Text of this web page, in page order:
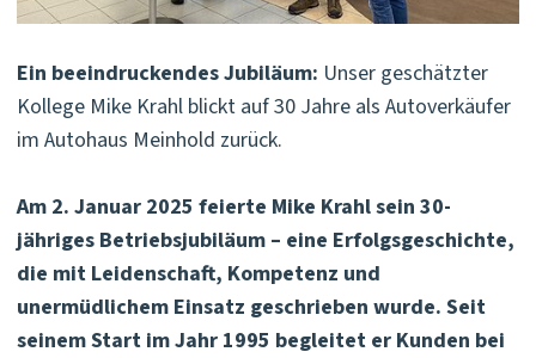
Ein beeindruckendes Jubiläum: Unser geschätzter
Kollege Mike Krahl blickt auf 30 Jahre als Autoverkäufer
im Autohaus Meinhold zurück.
Am 2. Januar 2025 feierte Mike Krahl sein 30-
jähriges Betriebsjubiläum – eine Erfolgsgeschichte,
die mit Leidenschaft, Kompetenz und
unermüdlichem Einsatz geschrieben wurde. Seit
seinem Start im Jahr 1995 begleitet er Kunden bei